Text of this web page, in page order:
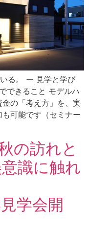
る。 ー 見学と学び
できること モデルハ
の「考え方」を、実
可能です（セミナー
の訪れと
識に触れ
学会開